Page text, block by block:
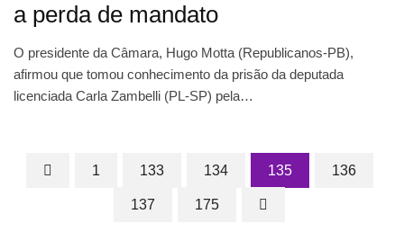
a perda de mandato
O presidente da Câmara, Hugo Motta (Republicanos-PB),
afirmou que tomou conhecimento da prisão da deputada
licenciada Carla Zambelli (PL-SP) pela…
1 133 134 135 136
137 175